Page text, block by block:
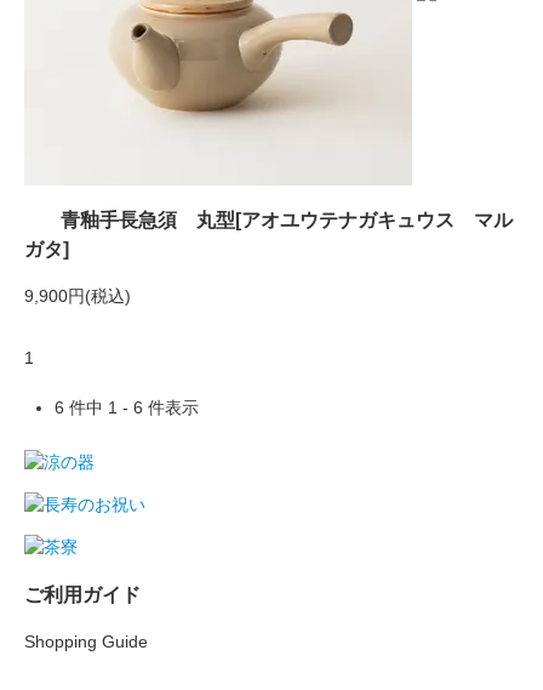
青釉手長急須 丸型[アオユウテナガキュウス マル
ガタ]
9,900円(税込)
1
6 件中 1 - 6 件表示
ご利用ガイド
Shopping Guide